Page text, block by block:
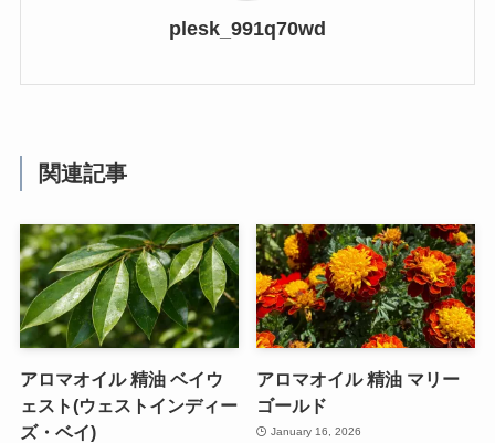
plesk_991q70wd
関連記事
アロマオイル 精油 ベイウ
ェスト(ウェストインディー
ズ・ベイ)
アロマオイル 精油 マリー
ゴールド
January 16, 2026